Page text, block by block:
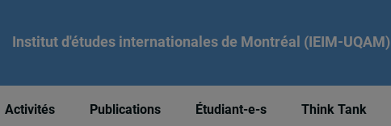
Institut d'études internationales de Montréal (IEIM-UQAM)
Activités Publications Étudiant-e-s Think Tank